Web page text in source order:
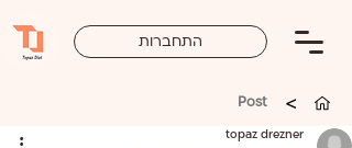
התחברות
>
Post
topaz drezner